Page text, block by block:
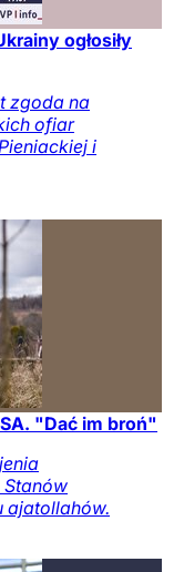
ogłosiły
zgoda na
ofiar
i
"Dać im broń"
ajatollahów.